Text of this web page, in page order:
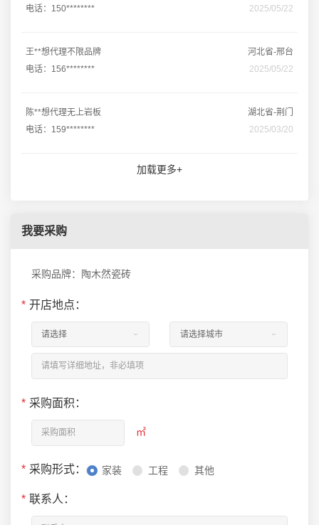
电话：150********
2025/05/22
王**想代理不限品牌
河北省-邢台
电话：156********
2025/05/22
陈**想代理无上岩板
湖北省-荆门
电话：159********
2025/03/20
加载更多+
我要采购
采购品牌：陶木然瓷砖
* 开店地点：
* 采购面积：
㎡
* 采购形式： 家装 工程 其他
* 联系人：